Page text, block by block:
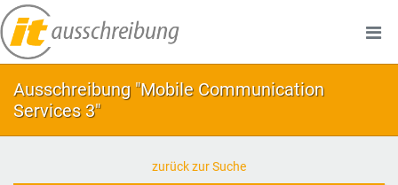
Ausschreibung "Mobile Communication
Services 3"
zurück zur Suche